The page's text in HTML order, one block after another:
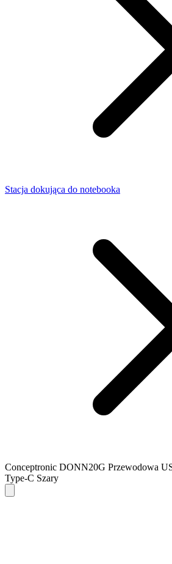
Stacja dokująca do notebooka
Conceptronic DONN20G Przewodowa
Type-C Szary